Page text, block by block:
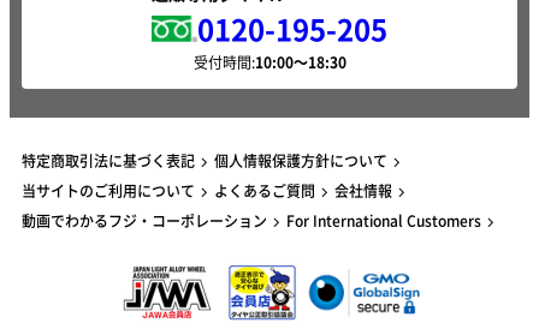
0120-195-205
受付時間:
特定商取引法に基づく表記
個人情報保護方針について
当サイトのご利用について
よくあるご質問
会社情報
動画でわかるフジ・コーポレーション
For International Customers